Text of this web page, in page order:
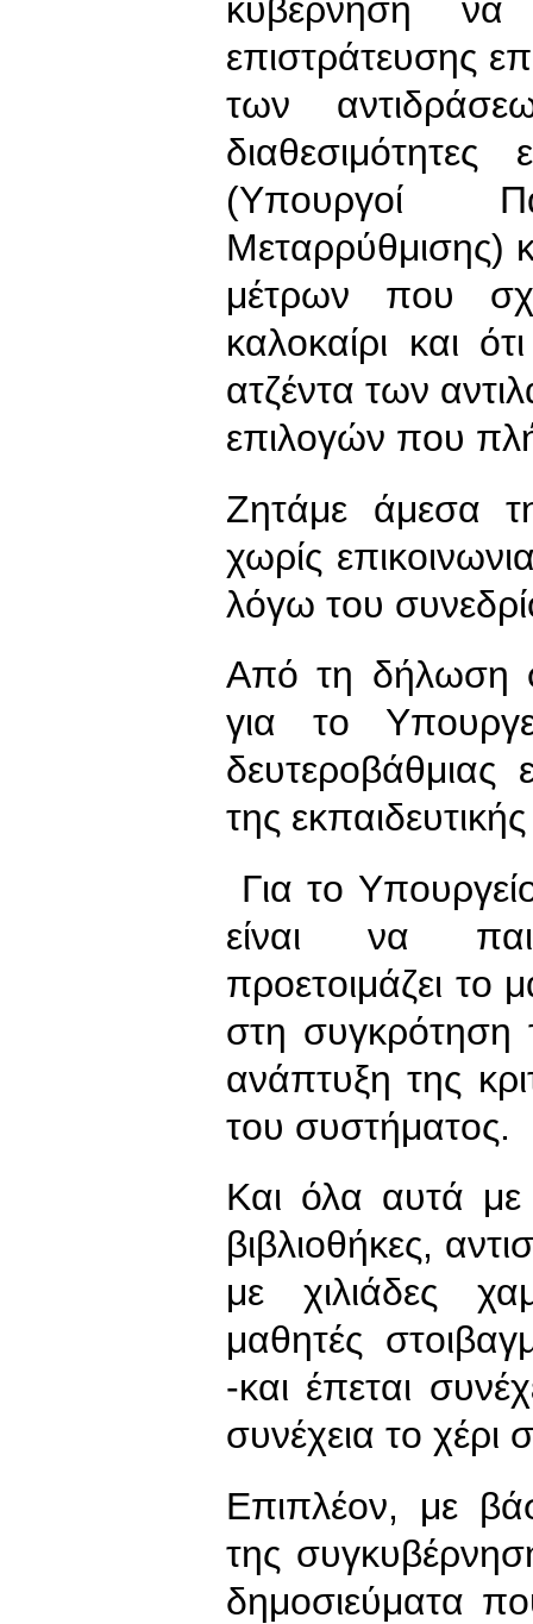
κυβέρνηση να
επιστράτευσης
των
(Υπουργοί
Μεταρρύθμισης)
μέτρων που
καλοκαίρι και
ατζέντα των
επιλογών που
Ζητάμε άμεσα
χωρίς
λόγω του
Από τη δήλωση
για το
της
Για το
είναι να
προετοιμάζει το
στη συγκρότηση
ανάπτυξη της
του συστήματος.
Και όλα αυτά με
βιβλιοθήκες,
με χιλιάδες
μαθητές
-και έπεται
συνέχεια το χέρι
Επιπλέον, με
της
δημοσιεύματα